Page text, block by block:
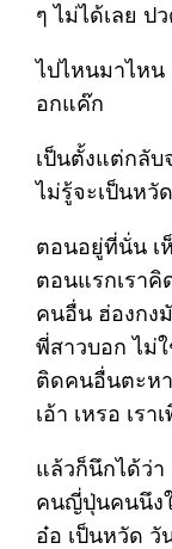
ๆ ไม่ได้เลย ป
ไปไหนมาไหน
อกแค๊ก
เป็นตั้งแต่กลับ
ไม่รู้จะเป็นหวั
ตอนอยู่ที่นั่น เ
ตอนแรกเราคิ
คนอื่น ฮ่องกง
พี่สาวบอก ไม่ใ
ติดคนอื่นตะห
เอ้า เหรอ เรา
แล้วก็นึกได้ว่า
คนญี่ปุ่นคนนึง
อ๋อ เป็นหวัด วั